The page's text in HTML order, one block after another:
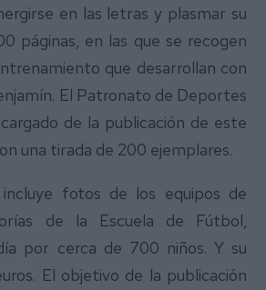
en las letras y plasmar su
páginas, en las que se recogen
que desarrollan con
El Patronato de Deportes
de la publicación de este
una tirada de 200 ejemplares.
fotos de los equipos de
de la Escuela de Fútbol,
por cerca de 700 niños. Y su
El objetivo de la publicación